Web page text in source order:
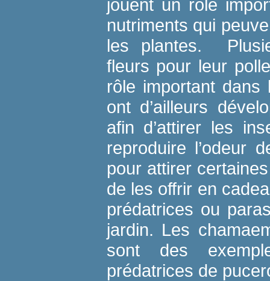
jouent un rôle
nutriments qui
les plantes.
fleurs pour leur
rôle important dans
ont d’ailleurs
afin d’attirer les
reproduire l’odeur
pour attirer
de les offrir en
prédatrices ou
jardin. Les
sont des
prédatrices de